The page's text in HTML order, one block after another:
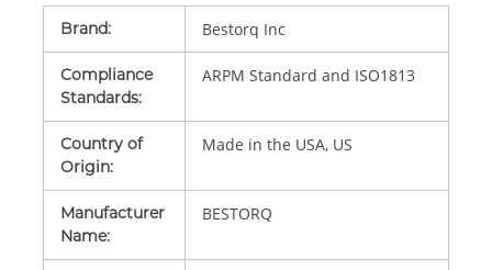
Brand: Bestorq Inc
Compliance
Standards:
ARPM Standard and ISO1813
Country of
Origin:
Made in the USA, US
Manufacturer
Name:
BESTORQ